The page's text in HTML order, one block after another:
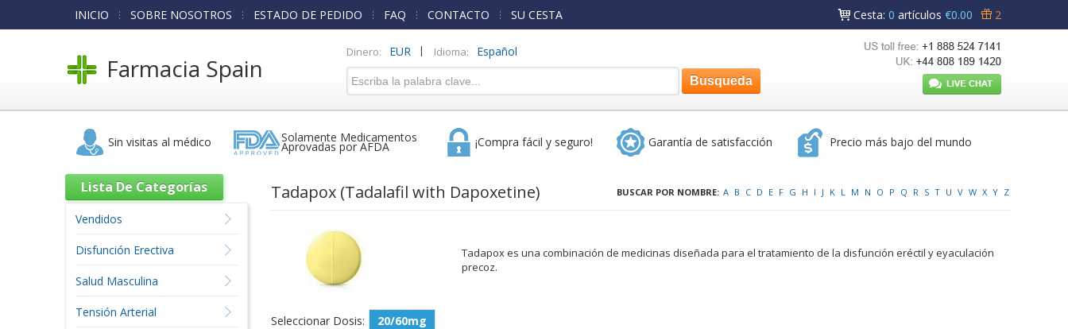
INICIO SOBRE NOSOTROS ESTADO DE PEDIDO FAQ CONTACTO SU CESTA Cesta: 0 artículos €0.00 2
Farmacia Spain
Dinero: EUR | Idioma: Español
Sin visitas al médico Solamente Medicamentos
Aprovadas por AFDA ¡Compra fácil y seguro! Garantía de satisfacción Precio más bajo del mundo
Tadapox (Tadalafil with Dapoxetine) BUSCAR POR NOMBRE: A B C D E F G H I J K L M N O P Q R S T U V W X Y Z
Tadapox es una combinación de medicinas diseñada para el tratamiento de la disfunción eréctil y eyaculación
precoz.
Seleccionar Dosis: 20/60mg
Lista De Categorías
Vendidos
Disfunción Erectiva
Salud Masculina
Tensión Arterial